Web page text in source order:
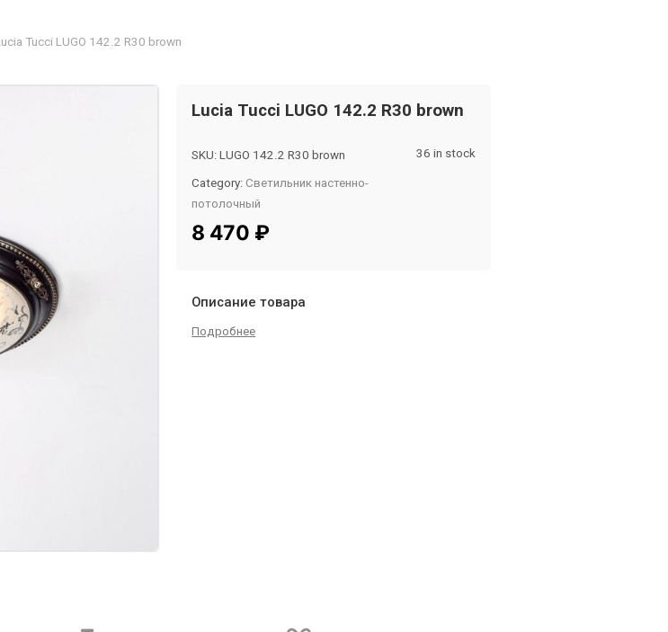
Tucci LUGO 142.2 R30 brown
Lucia Tucci LUGO 142.2 R30 brown
SKU: LUGO 142.2 R30 brown
Category: Светильник настенно-
потолочный
Tag:
InMyRoom
36 in stock
8 470 ₽
Описание товара
Подробнее